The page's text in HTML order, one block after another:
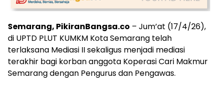
Semarang, PikiranBangsa.co – Jum’at (17/4/26),
di UPTD PLUT KUMKM Kota Semarang telah
terlaksana Mediasi II sekaligus menjadi mediasi
terakhir bagi korban anggota Koperasi Cari Makmur
Semarang dengan Pengurus dan Pengawas.